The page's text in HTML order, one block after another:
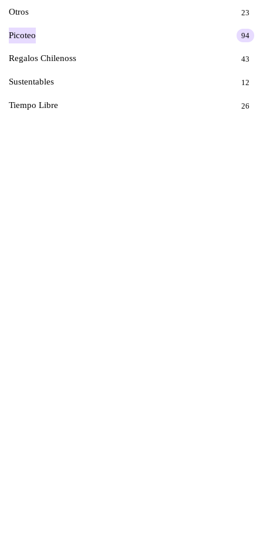
Otros 23
Picoteo 94
Regalos Chilenoss 43
Sustentables 12
Tiempo Libre 26